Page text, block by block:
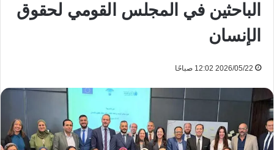
الباحثين في المجلس القومي لحقوق
الإنسان
2026/05/22 12:02 صباحًا